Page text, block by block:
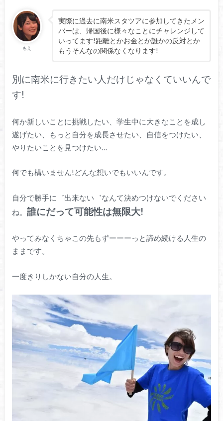
もえ
実際に過去に南米スタツアに参加してきたメン
バーは、帰国後に様々なことにチャレンジして
いってます!距離とかお金とか誰かの反対とか
もうそんなの関係なくなります!
別に南米に行きたい人だけじゃなくていいんで
す!
何か新しいことに挑戦したい、学生中に大きなことを成し
遂げたい、もっと自分を成長させたい、自信をつけたい、
やりたいことを見つけたい…
何でも構いません!どんな想いでもいいんです。
自分で勝手に゛出来ない゛なんて決めつけないでください
ね。 誰にだって可能性は無限大!
やってみなくちゃこの先もずーーーっと諦め続ける人生の
ままです。
一度きりしかない自分の人生。